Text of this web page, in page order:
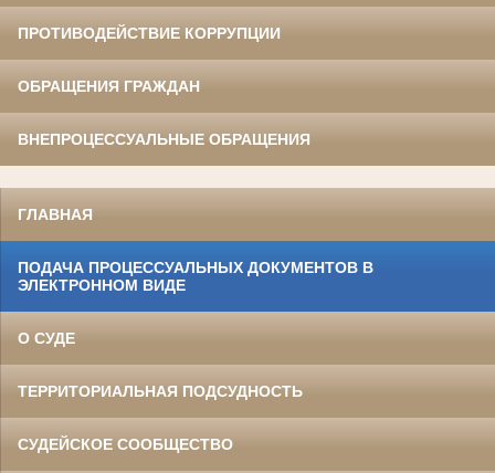
ПРОТИВОДЕЙСТВИЕ КОРРУПЦИИ
ОБРАЩЕНИЯ ГРАЖДАН
ВНЕПРОЦЕССУАЛЬНЫЕ ОБРАЩЕНИЯ
ГЛАВНАЯ
ПОДАЧА ПРОЦЕССУАЛЬНЫХ ДОКУМЕНТОВ В
ЭЛЕКТРОННОМ ВИДЕ
О СУДЕ
ТЕРРИТОРИАЛЬНАЯ ПОДСУДНОСТЬ
СУДЕЙСКОЕ СООБЩЕСТВО